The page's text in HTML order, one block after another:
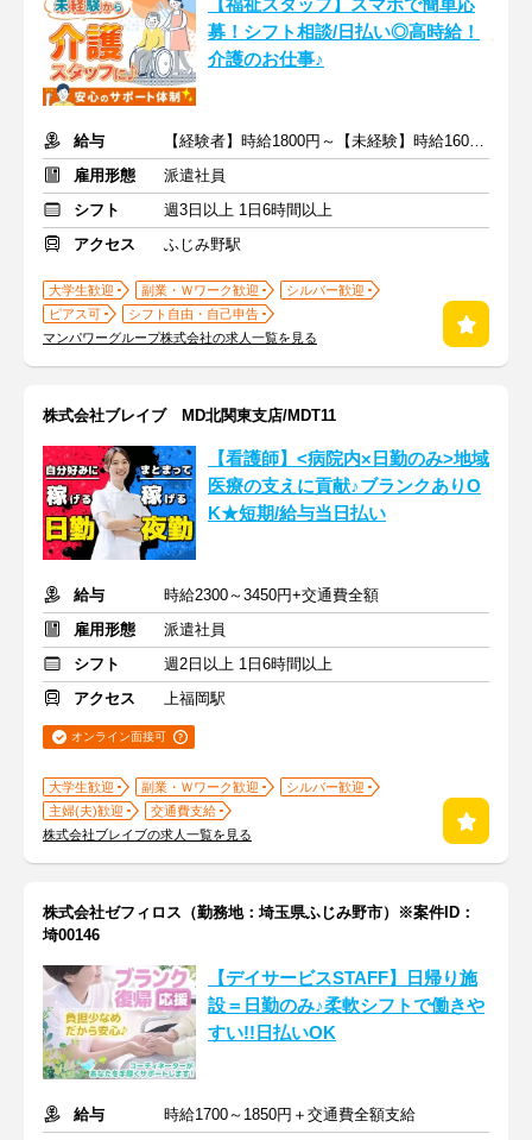
【福祉スタッフ】スマホで簡単応
募！シフト相談/日払い◎高時給！
介護のお仕事♪
給与
【経験者】時給1800円～【未経験】時給1600円～ ※交通費全額
雇用形態
派遣社員
シフト
週3日以上 1日6時間以上
アクセス
ふじみ野駅
大学生歓迎 副業・Ｗワーク歓迎
シルバー歓迎
ピアス可
シフト自由・自己申告
マンパワーグループ株式会社の求人一覧を見る
株式会社ブレイブ MD北関東支店/MDT11
【看護師】<病院内×日勤のみ>地域
医療の支えに貢献♪ブランクありO
K★短期/給与当日払い
給与
時給2300～3450円+交通費全額
雇用形態
派遣社員
シフト
週2日以上 1日6時間以上
アクセス
上福岡駅
オンライン面接可
大学生歓迎 副業・Ｗワーク歓迎
シルバー歓迎
主婦(夫)歓迎
交通費支給
株式会社ブレイブの求人一覧を見る
株式会社ゼフィロス（勤務地：埼玉県ふじみ野市）※案件ID：
埼00146
【デイサービスSTAFF】日帰り施
設＝日勤のみ♪柔軟シフトで働きや
すい!!日払いOK
給与 時給1700～1850円＋交通費全額支給